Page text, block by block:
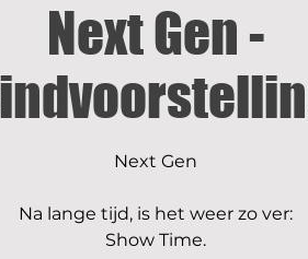
Next Gen -
Next Gen
Na lange tijd, is het weer zo ver:
Show Time.